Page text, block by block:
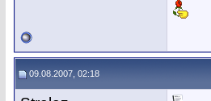
09.08.2007, 02:18